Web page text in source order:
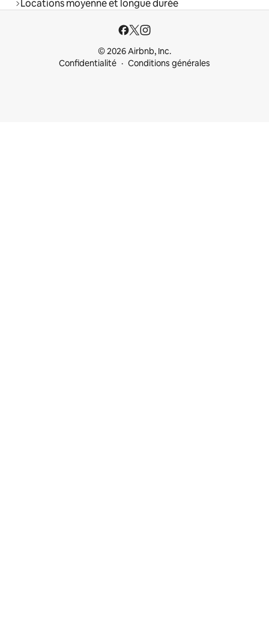
Locations moyenne et longue durée
© 2026 Airbnb, Inc.
Confidentialité
Conditions générales